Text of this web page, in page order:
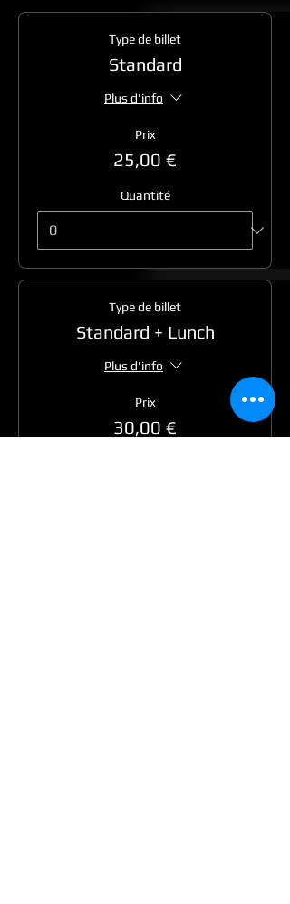
Type de billet
Standard
Plus d'info
Prix
25,00 €
Quantité
Type de billet
Standard + Lunch
Plus d'info
Prix
30,00 €